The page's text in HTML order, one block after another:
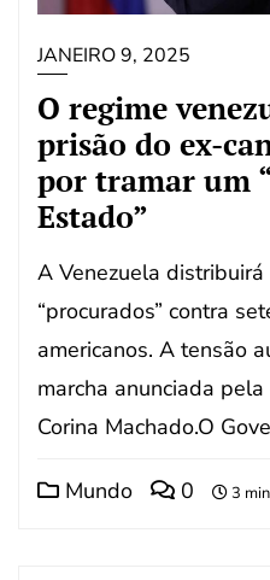
JANEIRO 9, 2025
O regime
prisão do ex-
por tramar um
Estado”
A Venezuela distribuirá
“procurados” contra
americanos. A tensão
marcha anunciada
Corina Machado.O
Mundo 0 3